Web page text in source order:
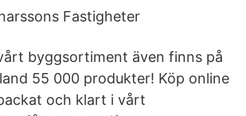
Fastigheter
byggsortiment även finns på
55 000 produkter! Köp online
och klart i vårt